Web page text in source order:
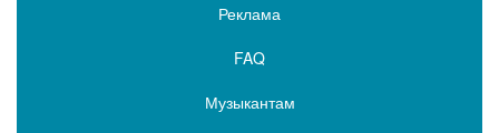
Реклама
FAQ
Музыкантам